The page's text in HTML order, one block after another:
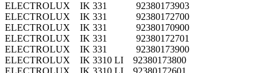
ELECTROLUX IK 331 92380173903
ELECTROLUX IK 331 92380172700
ELECTROLUX IK 331 92380170900
ELECTROLUX IK 331 92380172701
ELECTROLUX IK 331 92380173900
ELECTROLUX IK 3310 LI 92380173800
ELECTROLUX IK 3310 LI 92380172601